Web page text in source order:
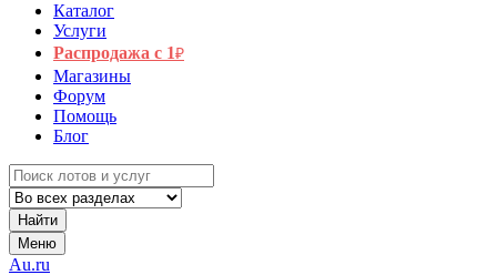
Каталог
Услуги
Распродажа с 1₽
Магазины
Форум
Помощь
Блог
Найти
Меню
Au.ru